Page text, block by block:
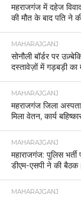
महराजगंज में दहेज
की मौत के बाद पति ने
MAHARAJGANJ
सोनौली बॉर्डर पर
दस्तावेज़ों में गड़बड़ी का
MAHARAJGANJ
महराजगंज जिला
मिला वेतन, कार्य
MAHARAJGANJ
महाराजगंज: पुलिस
डीएम-एसपी ने की
MAHARAJGANJ